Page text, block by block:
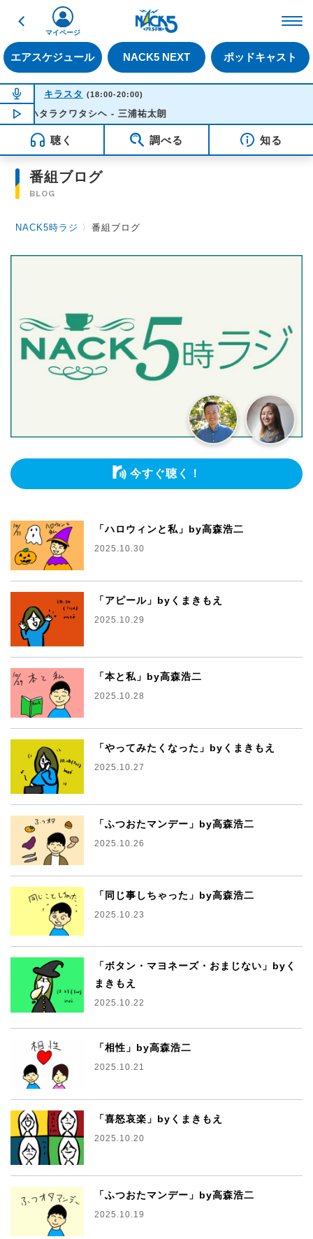
戻る
エアスケジュール NACK5 NEXT ポッドキャスト
マイページ
NOW ON AIR
キラスタ (18:00-20:00)
NOW PLAYING18:18
ハタラクワタシヘ - 三浦祐太朗
聴く 調べる 知る
番組ブログ
BLOG
NACK5時ラジ 〉番組ブログ
今すぐ聴く！
「ハロウィンと私」by高森浩二
2025.10.30
「アピール」byくまきもえ
2025.10.29
「本と私」by高森浩二
2025.10.28
「やってみたくなった」byくまきもえ
2025.10.27
「ふつおたマンデー」by高森浩二
2025.10.26
「同じ事しちゃった」by高森浩二
2025.10.23
「ボタン・マヨネーズ・おまじない」byく
まきもえ
2025.10.22
「相性」by高森浩二
2025.10.21
「喜怒哀楽」byくまきもえ
2025.10.20
「ふつおたマンデー」by高森浩二
2025.10.19